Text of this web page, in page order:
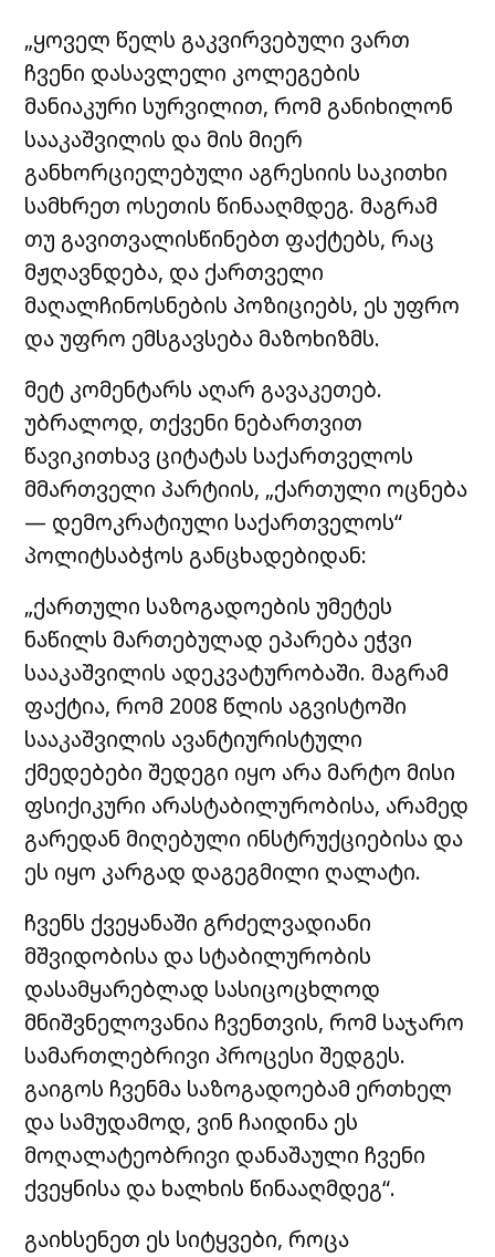
„ყოველ წელს გაკვირვებული ვართ
ჩვენი დასავლელი კოლეგების
მანიაკური სურვილით, რომ განიხილონ
სააკაშვილის და მის მიერ
განხორციელებული აგრესიის საკითხი
სამხრეთ ოსეთის წინააღმდეგ. მაგრამ
თუ გავითვალისწინებთ ფაქტებს, რაც
მჟღავნდება, და ქართველი
მაღალჩინოსნების პოზიციებს, ეს უფრო
და უფრო ემსგავსება მაზოხიზმს.
მეტ კომენტარს აღარ გავაკეთებ.
უბრალოდ, თქვენი ნებართვით
წავიკითხავ ციტატას საქართველოს
მმართველი პარტიის, „ქართული ოცნება
— დემოკრატიული საქართველოს“
პოლიტსაბჭოს განცხადებიდან:
„ქართული საზოგადოების უმეტეს
ნაწილს მართებულად ეპარება ეჭვი
სააკაშვილის ადეკვატურობაში. მაგრამ
ფაქტია, რომ 2008 წლის აგვისტოში
სააკაშვილის ავანტიურისტული
ქმედებები შედეგი იყო არა მარტო მისი
ფსიქიკური არასტაბილურობისა, არამედ
გარედან მიღებული ინსტრუქციებისა და
ეს იყო კარგად დაგეგმილი ღალატი.
ჩვენს ქვეყანაში გრძელვადიანი
მშვიდობისა და სტაბილურობის
დასამყარებლად სასიცოცხლოდ
მნიშვნელოვანია ჩვენთვის, რომ საჯარო
სამართლებრივი პროცესი შედგეს.
გაიგოს ჩვენმა საზოგადოებამ ერთხელ
და სამუდამოდ, ვინ ჩაიდინა ეს
მოღალატეობრივი დანაშაული ჩვენი
ქვეყნისა და ხალხის წინააღმდეგ“.
გაიხსენეთ ეს სიტყვები, როცა